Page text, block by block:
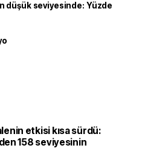
düşük seviyesinde: Yüzde
etkisi kısa sürdü:
158 seviyesinin